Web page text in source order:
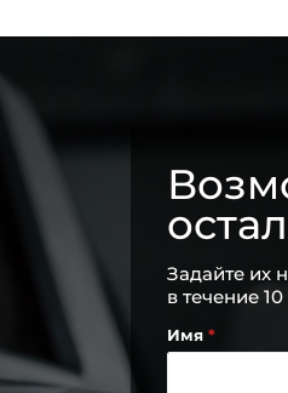
Задайте их
в течение
Имя